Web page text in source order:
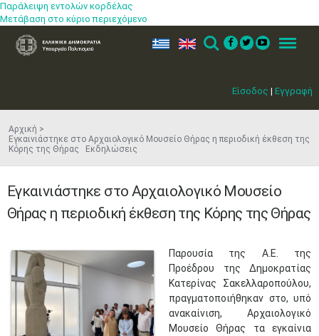
Παράλειψη εντολών κορδέλας
Μετάβαση στο κύριο περιεχόμενο
Είσοδος | Εγγραφή
ελ en Search Menu
Αρχική
Εγκαινιάστηκε στο Αρχαιολογικό Μουσείο Θήρας η περιοδική έκθεση της
Κόρης της Θήρας Εκδηλώσεις
Εγκαινιάστηκε στο Αρχαιολογικό Μουσείο
Θήρας η περιοδική έκθεση της Κόρης της Θήρας
​Παρουσία της Α.Ε. της
Προέδρου της Δημοκρατίας
Κατερίνας Σακελλαροπούλου,
πραγματοποιήθηκαν στο, υπό
ανακαίνιση, Αρχαιολογικό
Μουσείο Θήρας τα εγκαίνια